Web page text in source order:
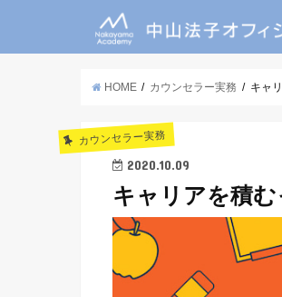
HOME カウンセラー実務 キャ
カウンセラー実務
2020.10.09
キャリアを積